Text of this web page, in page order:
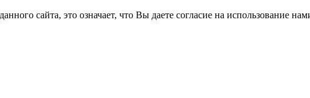
сайта, это означает, что Вы даете согласие на использование